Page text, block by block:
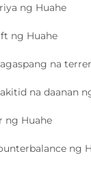
ng Huahe
ng Huahe
na
na daanan
ng Huahe
ng